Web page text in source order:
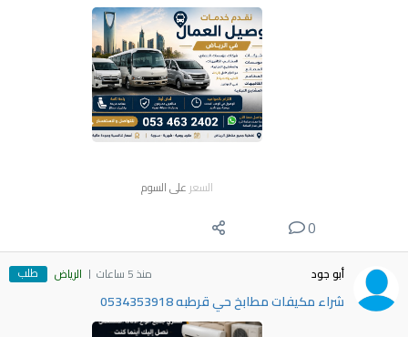
السعر على السوم
0
أبو جود منذ 5 ساعات الرياض طلب
شراء مكيفات مطابخ حي قرطبه 0534353918